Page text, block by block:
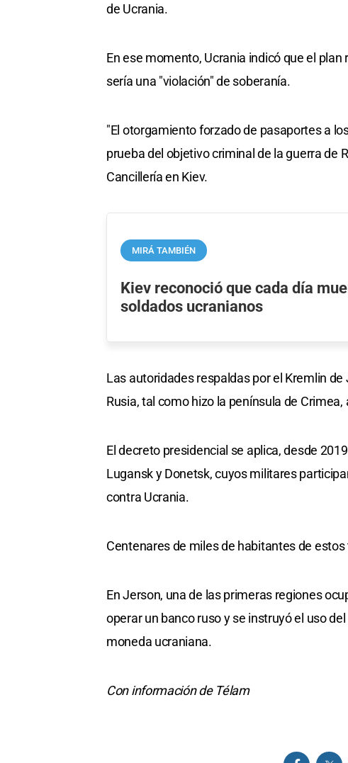
de Ucrania.
En ese momento, Ucrania indicó que el
sería una "violación" de soberanía.
"El otorgamiento forzado de pasaportes a
prueba del objetivo criminal de la guerra de
Cancillería en Kiev.
MIRÁ TAMBIÉN
Kiev reconoció que cada día
soldados ucranianos
Las autoridades respaldas por el Kremlin
Rusia, tal como hizo la península de
El decreto presidencial se aplica, desde
Lugansk y Donetsk, cuyos militares
contra Ucrania.
Centenares de miles de habitantes de
En Jerson, una de las primeras regiones
operar un banco ruso y se instruyó el uso
moneda ucraniana.
Con información de Télam